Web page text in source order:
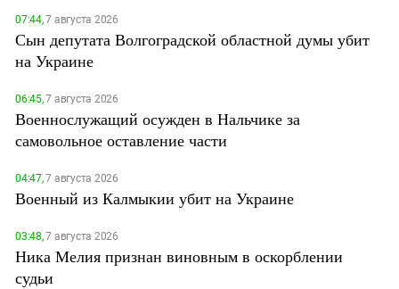
07:44,7 августа 2026
Сын депутата Волгоградской областной думы убит
на Украине
06:45,7 августа 2026
Военнослужащий осужден в Нальчике за
самовольное оставление части
04:47,7 августа 2026
Военный из Калмыкии убит на Украине
03:48,7 августа 2026
Ника Мелия признан виновным в оскорблении
судьи